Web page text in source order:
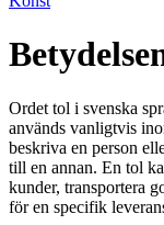
Ordet tol i svenska
används vanligtvis
beskriva en person
till en annan. En tol
kunder, transportera
för en specifik